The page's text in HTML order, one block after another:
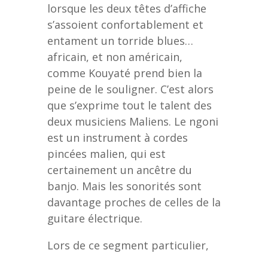
lorsque les deux têtes d’affiche
s’assoient confortablement et
entament un torride blues…
africain, et non américain,
comme Kouyaté prend bien la
peine de le souligner. C’est alors
que s’exprime tout le talent des
deux musiciens Maliens. Le ngoni
est un instrument à cordes
pincées malien, qui est
certainement un ancêtre du
banjo. Mais les sonorités sont
davantage proches de celles de la
guitare électrique.
Lors de ce segment particulier,